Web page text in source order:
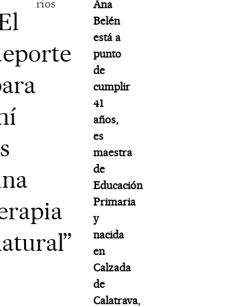
rios
Ana
Belén
está a
punto
de
cumplir
41
años,
es
maestra
de
Educación
Primaria
y
nacida
en
Calzada
de
Calatrava,